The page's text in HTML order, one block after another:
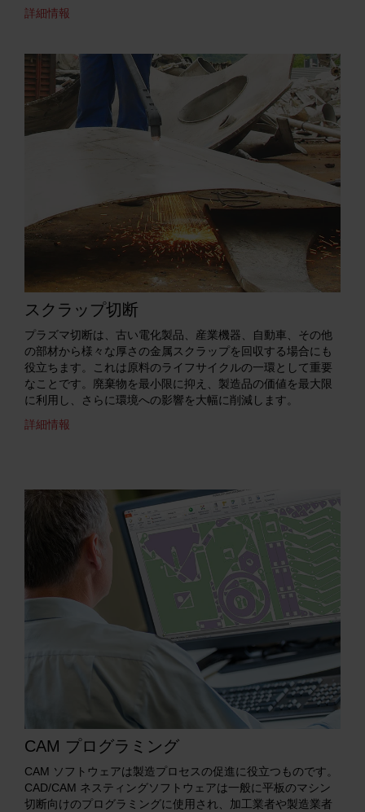
詳細情報
スクラップ切断
プラズマ切断は、古い電化製品、産業機器、自動車、その他
の部材から様々な厚さの金属スクラップを回収する場合にも
役立ちます。これは原料のライフサイクルの一環として重要
なことです。廃棄物を最小限に抑え、製造品の価値を最大限
に利用し、さらに環境への影響を大幅に削減します。
詳細情報
CAM プログラミング
CAM ソフトウェアは製造プロセスの促進に役立つものです。
CAD/CAM ネスティングソフトウェアは一般に平板のマシン
切断向けのプログラミングに使用され、加工業者や製造業者